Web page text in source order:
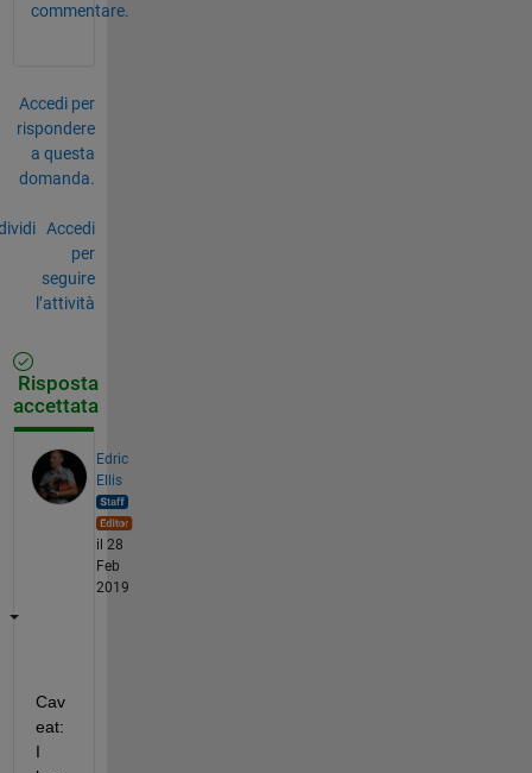
commentare.
Accedi per
rispondere
a questa
domanda.
Accedi
per
seguire
l’attività
Risposta
accettata
Edric
Ellis
il 28
Feb
2019
Cav
eat:
I